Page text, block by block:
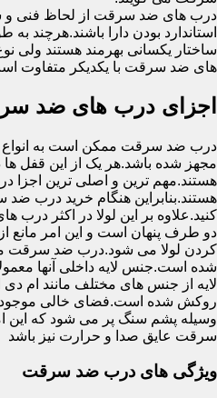
درب های ضد سرقت از لحاظ فنی و
استاندارد بودن دارا
ساختار یکسانی بهرمند هستند
های ضد سرقت با یکدیکر متفاوت
اجزای درب های ضد
درب ضد سرقت ممکن است به
مجهز شده باشد.هر یک از این قفل ها
هستند.مهم ترین و اصلی ترین
هستند.بنابراین هنگام خرید درب
کنید.علاوه بر این لولا در اکثر درب
دو طرف پنهان است و این امر مانع
کردن لولا می شود.درب ضد سرقت
شده است.جنس لایه داخلی آنها
لایه از جنس های مختلف مانند ام
روکش شده است.فضای خالی موجود
وسیله پشم سنگ پر می شود که
سرقت عایق صدا و حرارت نیز باشد
ویژگی های درب ضد سرقت